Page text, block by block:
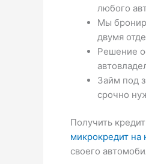
любого
Мы
двумя
Решение
Займ под
срочно
Получить
микрокредит на
своего